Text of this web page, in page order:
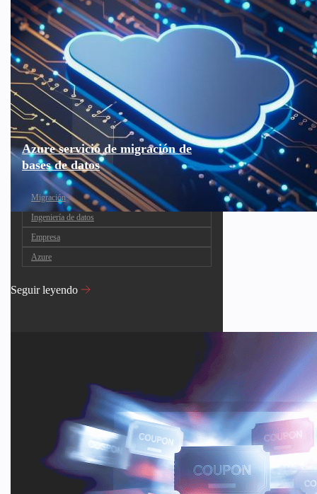
Azure servicio de migración de
bases de datos
Migración
Ingeniería de datos
Empresa
Azure
Seguir leyendo